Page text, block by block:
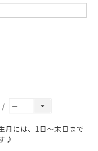
月には、1日～末日まで
♪